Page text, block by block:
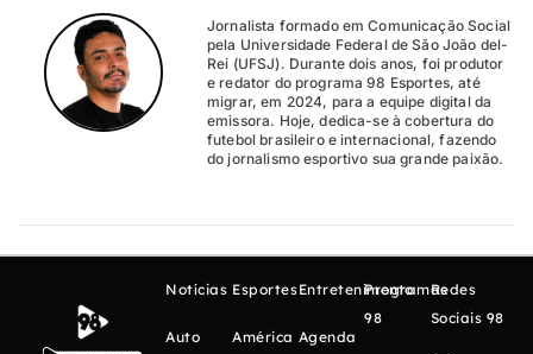
Jornalista formado em Comunicação Social
pela Universidade Federal de São João del-
Rei (UFSJ). Durante dois anos, foi produtor
e redator do programa 98 Esportes, até
migrar, em 2024, para a equipe digital da
emissora. Hoje, dedica-se à cobertura do
futebol brasileiro e internacional, fazendo
do jornalismo esportivo sua grande paixão.
Notícias
Auto
Esportes
América
Entretenimento
Agenda
Programas
98
Redes
Sociais 98